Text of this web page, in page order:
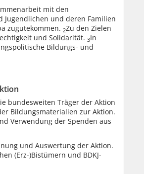
mit den
und deren Familien
zugutekommen. 2Zu den Zielen
und Solidarität. 3In
Bildungs- und
bundesweiten Träger der Aktion
Bildungsmaterialien zur Aktion.
Verwendung der Spenden aus
und Auswertung der Aktion.
(Erz-)Bistümern und BDKJ-